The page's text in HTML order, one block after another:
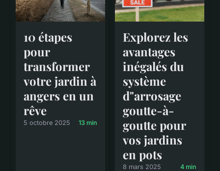
10 étapes
pour
transformer
votre jardin à
angers en un
rêve
5 octobre 2025 13 min
Explorez les
avantages
inégalés du
système
d"arrosage
goutte-à-
goutte pour
vos jardins
en pots
8 mars 2025 4 min